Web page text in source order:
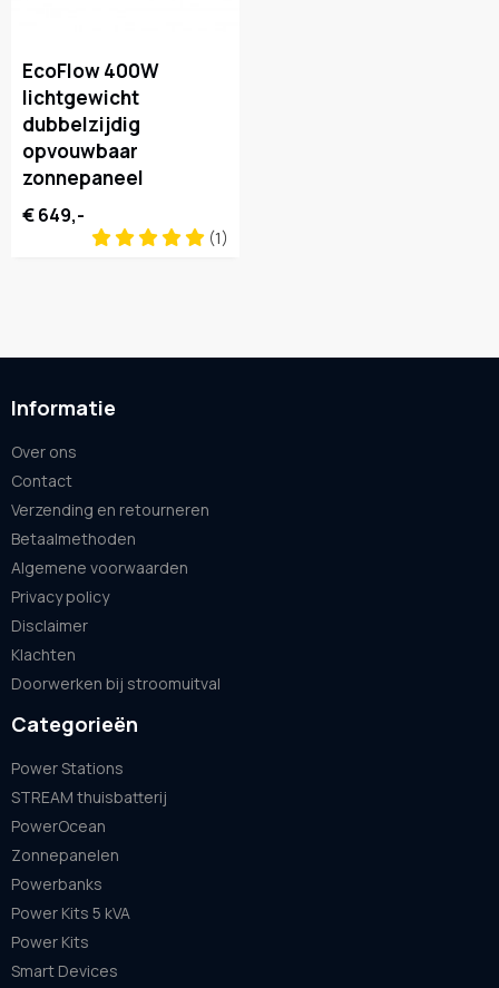
EcoFlow 400W
lichtgewicht
dubbelzijdig
opvouwbaar
zonnepaneel
€ 649,-
(1)
Informatie
Over ons
Contact
Verzending en retourneren
Betaalmethoden
Algemene voorwaarden
Privacy policy
Disclaimer
Klachten
Doorwerken bij stroomuitval
Categorieën
Power Stations
STREAM thuisbatterij
PowerOcean
Zonnepanelen
Powerbanks
Power Kits 5 kVA
Power Kits
Smart Devices